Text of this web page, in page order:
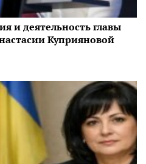
и деятельность главы
Куприяновой